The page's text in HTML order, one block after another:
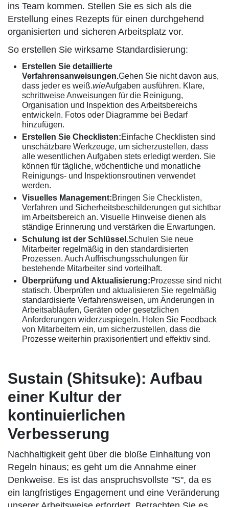
ins Team kommen. Stellen Sie es sich als die
Erstellung eines Rezepts für einen durchgehend
organisierten und sicheren Arbeitsplatz vor.
So erstellen Sie wirksame Standardisierung:
Erstellen Sie detaillierte
Verfahrensanweisungen.Gehen Sie nicht davon aus,
dass jeder es weiß.wieAufgaben ausführen. Klare,
schrittweise Anweisungen für die Reinigung,
Organisation und Inspektion des Arbeitsbereichs
entwickeln. Fotos oder Diagramme bei Bedarf
hinzufügen.
Erstellen Sie Checklisten:Einfache Checklisten sind
unschätzbare Werkzeuge, um sicherzustellen, dass
alle wesentlichen Aufgaben stets erledigt werden. Sie
können für tägliche, wöchentliche und monatliche
Reinigungs- und Inspektionsroutinen verwendet
werden.
Visuelles Management:Bringen Sie Checklisten,
Verfahren und Sicherheitsbeschilderungen gut sichtbar
im Arbeitsbereich an. Visuelle Hinweise dienen als
ständige Erinnerung und verstärken die Erwartungen.
Schulung ist der Schlüssel.Schulen Sie neue
Mitarbeiter regelmäßig in den standardisierten
Prozessen. Auch Auffrischungsschulungen für
bestehende Mitarbeiter sind vorteilhaft.
Überprüfung und Aktualisierung:Prozesse sind nicht
statisch. Überprüfen und aktualisieren Sie regelmäßig
standardisierte Verfahrensweisen, um Änderungen in
Arbeitsabläufen, Geräten oder gesetzlichen
Anforderungen widerzuspiegeln. Holen Sie Feedback
von Mitarbeitern ein, um sicherzustellen, dass die
Prozesse weiterhin praxisorientiert und effektiv sind.
Sustain (Shitsuke): Aufbau
einer Kultur der
kontinuierlichen
Verbesserung
Nachhaltigkeit geht über die bloße Einhaltung von
Regeln hinaus; es geht um die Annahme einer
Denkweise. Es ist das anspruchsvollste "S", da es
ein langfristiges Engagement und eine Veränderung